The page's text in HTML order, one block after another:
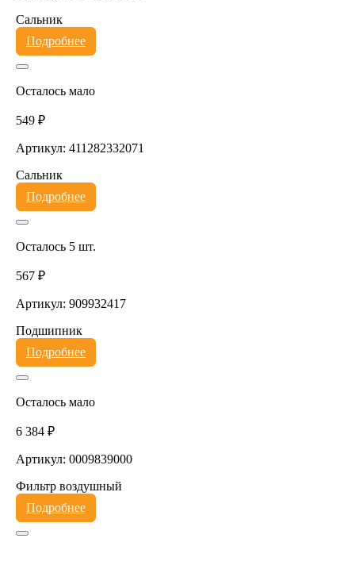
Сальник
Подробнее
Осталось мало
549 ₽
Артикул: 411282332071
Сальник
Подробнее
Осталось 5 шт.
567 ₽
Артикул: 909932417
Подшипник
Подробнее
Осталось мало
6 384 ₽
Артикул: 0009839000
Фильтр воздушный
Подробнее